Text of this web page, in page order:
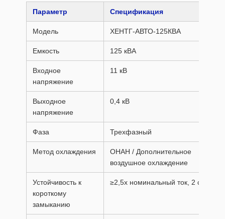
Параметр Спецификация
Модель ХЕНТГ-АВТО-125КВА
Емкость 125 кВА
Входное
напряжение
11 кВ
Выходное
напряжение
0,4 кВ
Фаза Трехфазный
Метод охлаждения
ОНАН / Дополнительное
воздушное охлаждение
Устойчивость к
короткому
замыканию
≥2,5x номинальный ток, 2 с